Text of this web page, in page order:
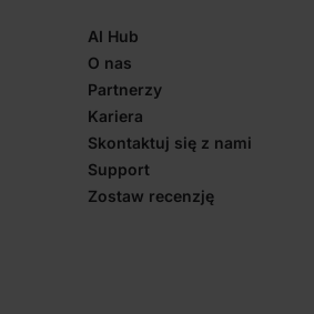
AI Hub
O nas
Partnerzy
Kariera
Skontaktuj się z nami
Support
Zostaw recenzję